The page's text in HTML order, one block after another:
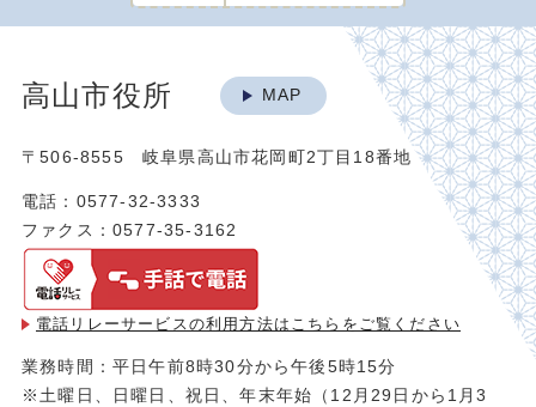
高山市役所 MAP
〒506-8555 岐阜県高山市花岡町2丁目18番地
電話：0577-32-3333
ファクス：0577-35-3162
電話リレーサービスの利用方法は こちらをご覧ください
業務時間：平日午前8時30分から午後5時15分
※土曜日、日曜日、祝日、年末年始（12月29日から1月3